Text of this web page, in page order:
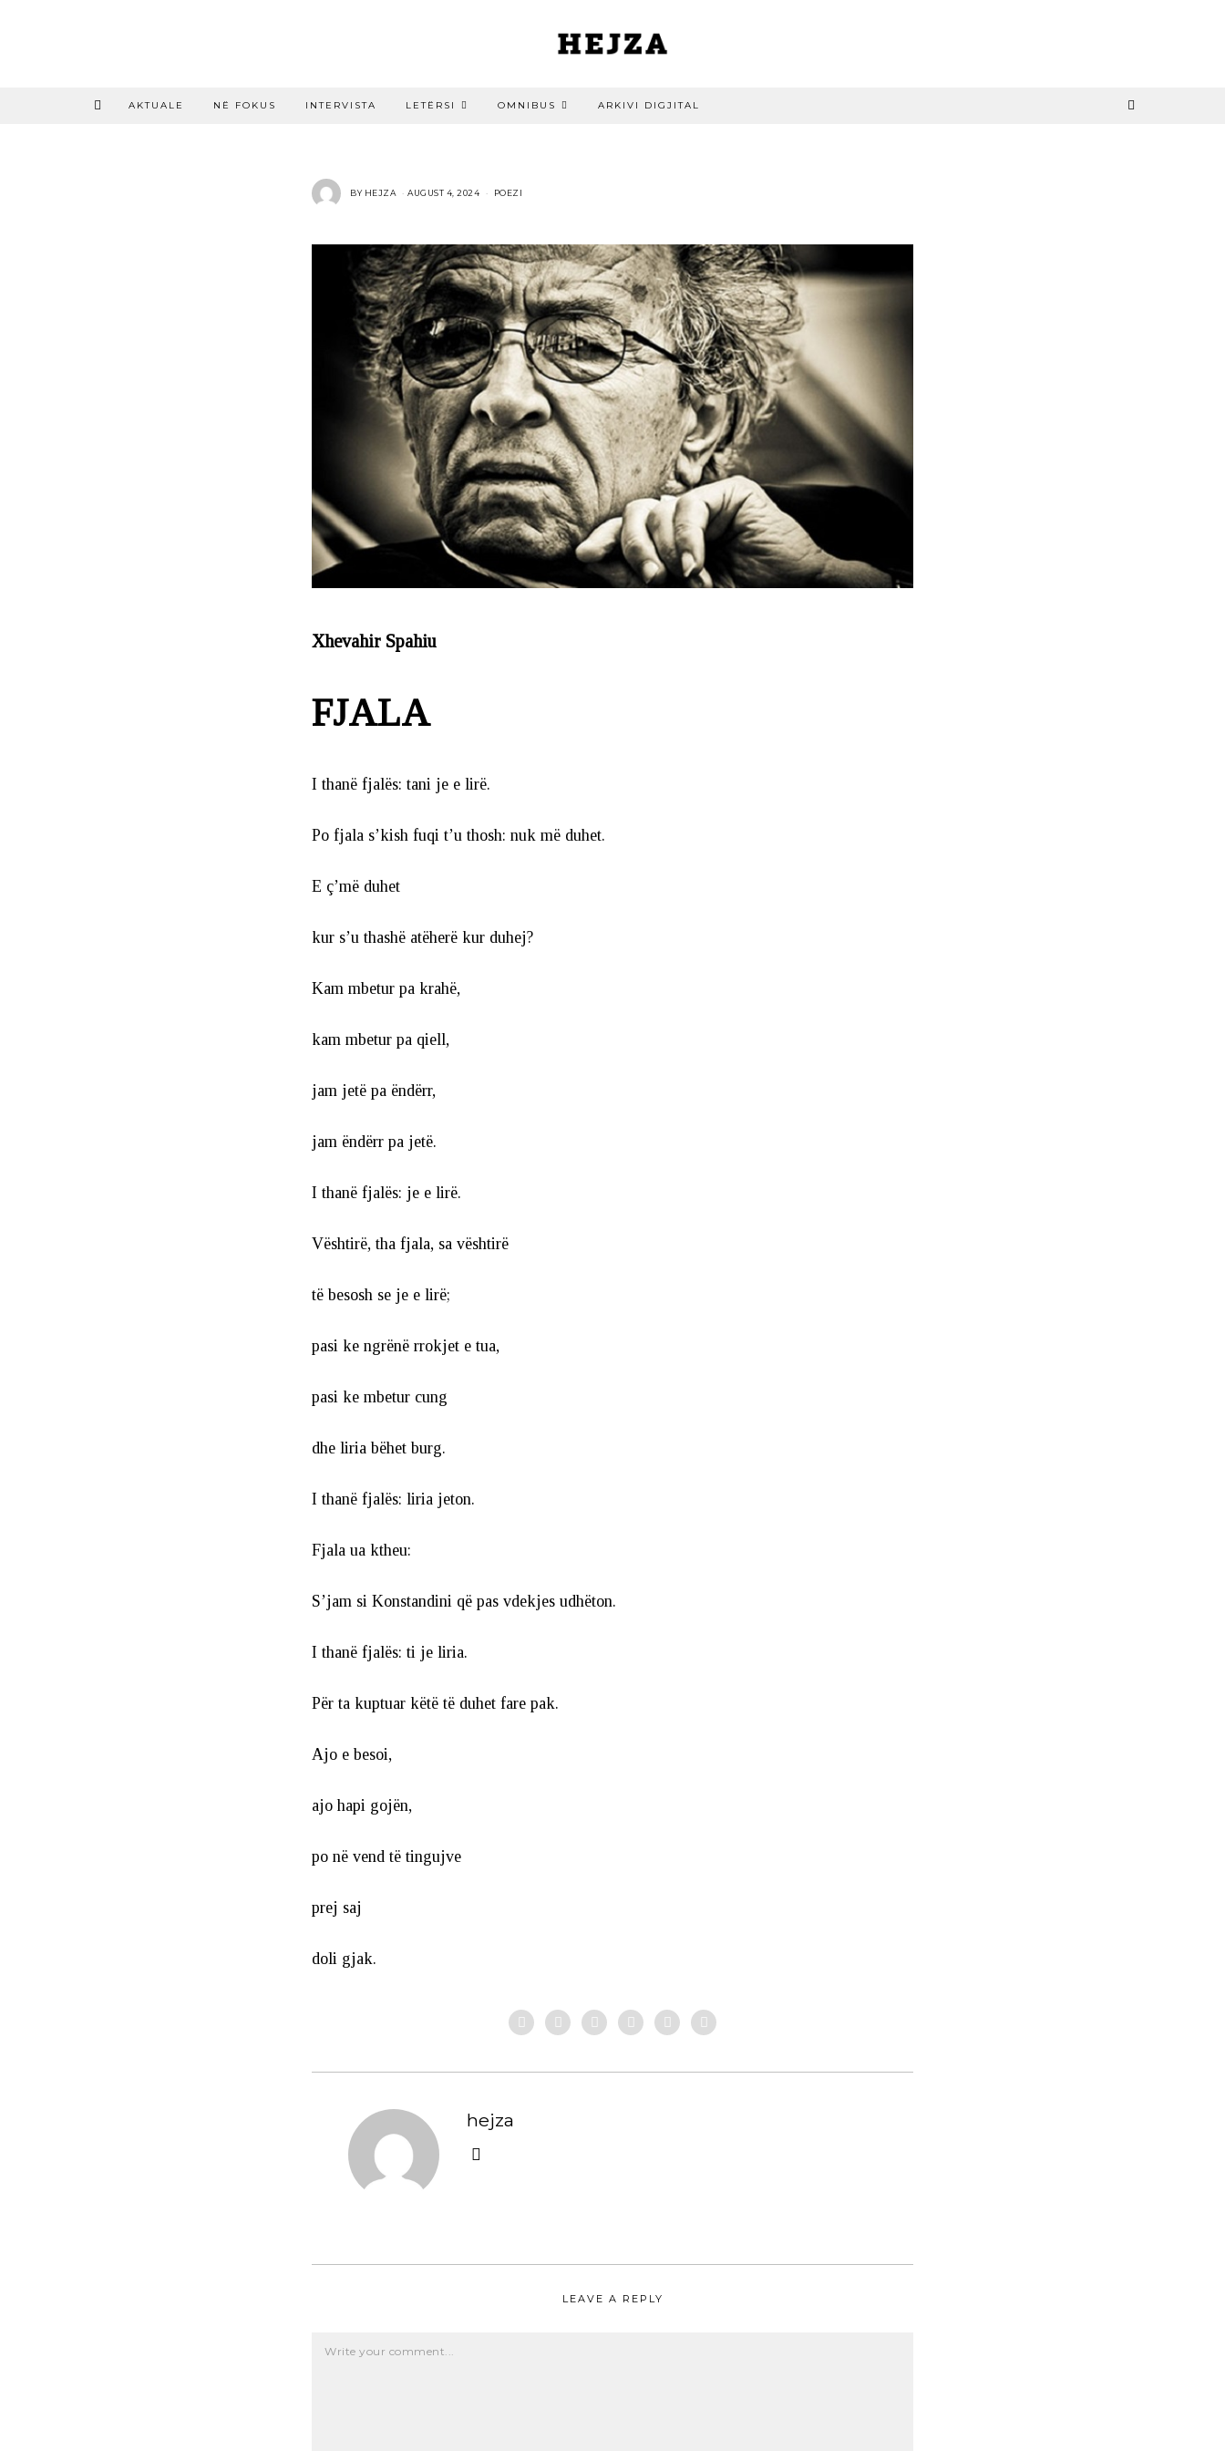
AKTUALE NË FOKUS INTERVISTA LETËRSI OMNIBUS ARKIVI DIGJITAL
BY HEJZA AUGUST 4, 2024 POEZI
Xhevahir Spahiu
FJALA
I thanë fjalës: tani je e lirë.
Po fjala s’kish fuqi t’u thosh: nuk më duhet.
E ç’më duhet
kur s’u thashë atëherë kur duhej?
Kam mbetur pa krahë,
kam mbetur pa qiell,
jam jetë pa ëndërr,
jam ëndërr pa jetë.
I thanë fjalës: je e lirë.
Vështirë, tha fjala, sa vështirë
të besosh se je e lirë;
pasi ke ngrënë rrokjet e tua,
pasi ke mbetur cung
dhe liria bëhet burg.
I thanë fjalës: liria jeton.
Fjala ua ktheu:
S’jam si Konstandini që pas vdekjes udhëton.
I thanë fjalës: ti je liria.
Për ta kuptuar këtë të duhet fare pak.
Ajo e besoi,
ajo hapi gojën,
po në vend të tingujve
prej saj
doli gjak.
hejza
LEAVE A REPLY